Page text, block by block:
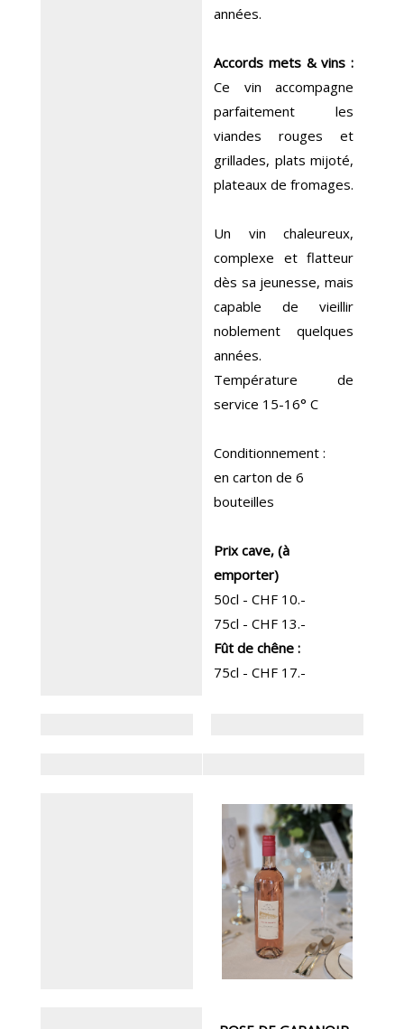
années.
Accords mets & vins :
Ce vin accompagne
parfaitement les
viandes rouges et
grillades, plats mijoté,
plateaux de fromages.
Un vin chaleureux,
complexe et flatteur
dès sa jeunesse, mais
capable de vieillir
noblement quelques
années.
Température de
service 15-16° C
Conditionnement :
en carton de 6
bouteilles
Prix cave, (à
emporter)
50cl - CHF 10.-
75cl - CHF 13.-
Fût de chêne :
75cl - CHF 17.-